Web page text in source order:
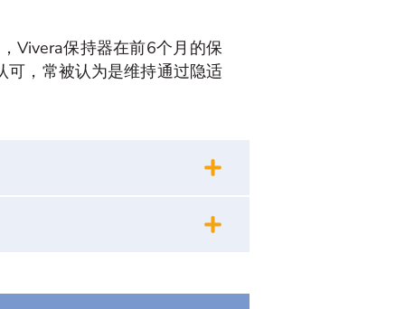
Vivera保持器在前6个月的保
可，常被认为是维持通过隐适